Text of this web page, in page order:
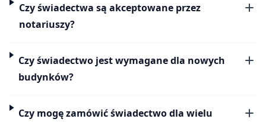
Czy świadectwa są akceptowane przez
notariuszy?
Czy świadectwo jest wymagane dla nowych
budynków?
Czy mogę zamówić świadectwo dla wielu